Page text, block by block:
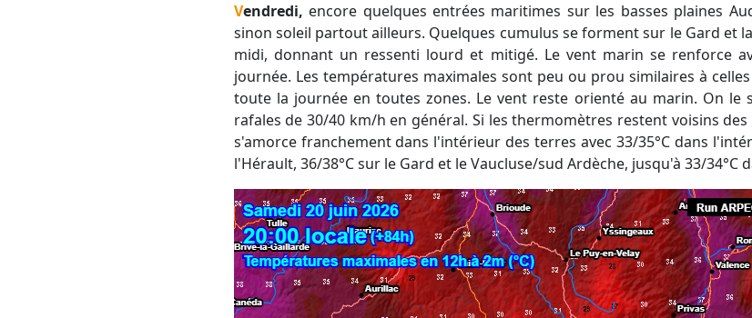
Vendredi, encore quelques entrées maritimes sur les basses plaines
sinon soleil partout ailleurs. Quelques cumulus se forment sur le Gard et
midi, donnant un ressenti lourd et mitigé. Le vent marin se renforce
journée. Les températures maximales sont peu ou prou similaires à
toute la journée en toutes zones. Le vent reste orienté au marin. On le
rafales de 30/40 km/h en général. Si les thermomètres restent voisins des
s'amorce franchement dans l'intérieur des terres avec 33/35°C dans
l'Hérault, 36/38°C sur le Gard et le Vaucluse/sud Ardèche, jusqu'à 33/34°C